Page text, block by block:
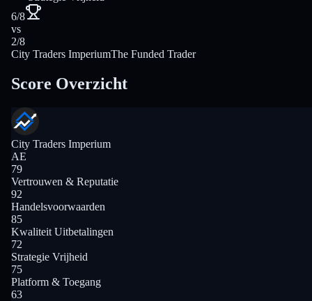
6/8
vs
2/8
City Traders ImperiumThe Funded Trader
Score Overzicht
City Traders Imperium
AE
79
Vertrouwen & Reputatie
92
Handelsvoorwaarden
85
Kwaliteit Uitbetalingen
72
Strategie Vrijheid
75
Platform & Toegang
63